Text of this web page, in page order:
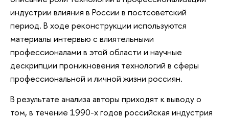
индустрии влияния в России в постсоветский
период. В ходе реконструкции используются
материалы интервью с влиятельными
профессионалами в этой области и научные
дескрипции проникновения технологий в сферы
профессиональной и личной жизни россиян.
В результате анализа авторы приходят к выводу о
том, в течение 1990-х годов российская индустрия